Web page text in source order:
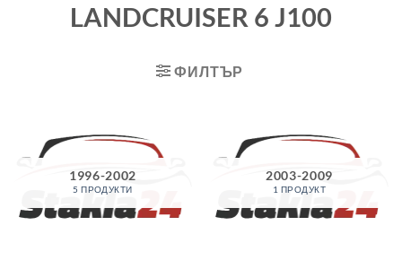
LANDCRUISER 6 J100
ФИЛТЪР
1996-2002
5 ПРОДУКТИ
2003-2009
1 ПРОДУКТ